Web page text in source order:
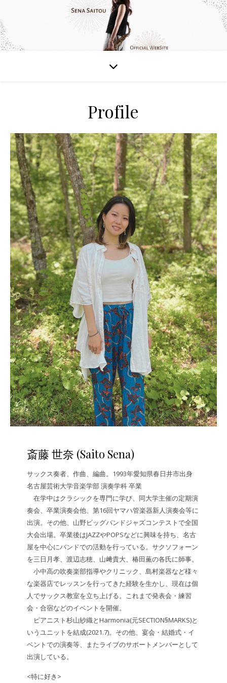
Profile
斎藤 世奈 (Saito Sena)
サックス奏者、作曲、編曲。1993年愛知県春日井市出身
名古屋芸術大学音楽学部 演奏学科 卒業
在学中はクラシックを専門に学び、同大学主催の定期演
奏会、卒業演奏会他、第16回ヤマハ管楽器新人演奏会等に
出演。その他、山野ビッグバンドジャズコンテストで全国
大会出場。卒業後はJAZZやPOPSなどに興味を持ち、名古
屋を中心にバンドでの活動を行っている。サクソフォーン
を三日月孝、渡辺志穂、山﨑貴大、椿田薫の各氏に師事。
小中高の吹奏楽部指導やクリニック、島村楽器など様々
な楽器店でレッスンを行ってきた経験を生かし、現在は個
人でサックス教室を立ち上げる。これまで発表会・練習
会・合宿などのイベントを開催。
ピアニスト杉山紗織とHarmonia(元SECTION§MARKS)と
いうユニットを結成(2021.7)。その他、宴会・結婚式・イ
ベントでの演奏等、またライブのサポートメンバーとして
出演している。
<特に好き>